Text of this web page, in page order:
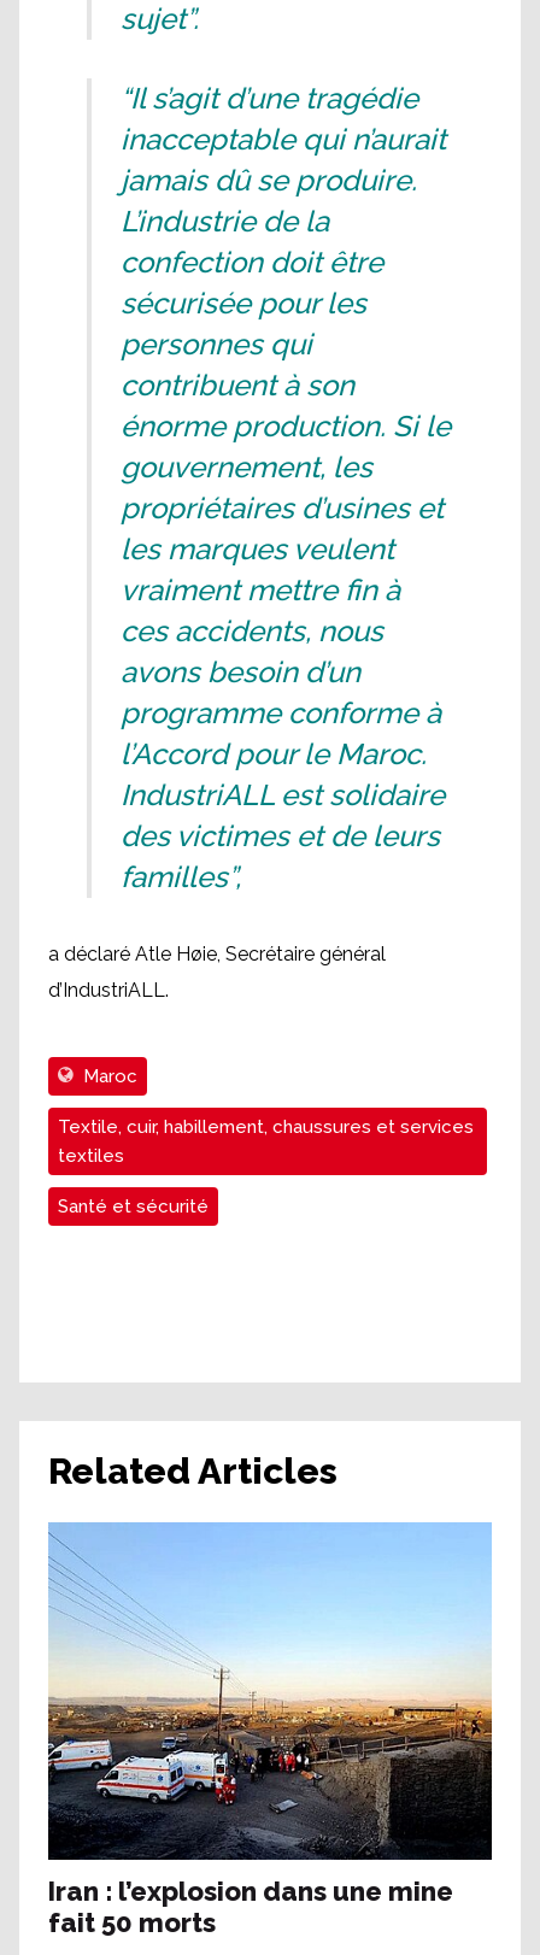
sujet”.
“Il s’agit d’une tragédie
inacceptable qui n’aurait
jamais dû se produire.
L’industrie de la
confection doit être
sécurisée pour les
personnes qui
contribuent à son
énorme production. Si le
gouvernement, les
propriétaires d’usines et
les marques veulent
vraiment mettre fin à
ces accidents, nous
avons besoin d’un
programme conforme à
l’Accord pour le Maroc.
IndustriALL est solidaire
des victimes et de leurs
familles”,
a déclaré Atle Høie, Secrétaire général
d’IndustriALL.
Maroc
Textile, cuir, habillement, chaussures et services
textiles
Santé et sécurité
Related Articles
Iran : l’explosion dans une mine
fait 50 morts